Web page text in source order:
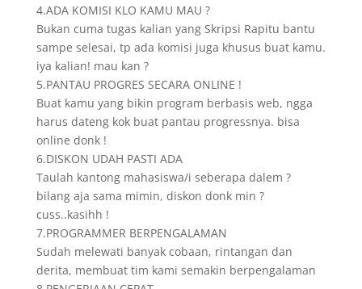
4.ADA KOMISI KLO KAMU MAU ?
Bukan cuma tugas kalian yang Skripsi Rapitu bantu
sampe selesai, tp ada komisi juga khusus buat kamu.
iya kalian! mau kan ?
5.PANTAU PROGRES SECARA ONLINE !
Buat kamu yang bikin program berbasis web, ngga
harus dateng kok buat pantau progressnya. bisa
online donk !
6.DISKON UDAH PASTI ADA
Taulah kantong mahasiswa/i seberapa dalem ?
bilang aja sama mimin, diskon donk min ?
cuss..kasihh !
7.PROGRAMMER BERPENGALAMAN
Sudah melewati banyak cobaan, rintangan dan
derita, membuat tim kami semakin berpengalaman